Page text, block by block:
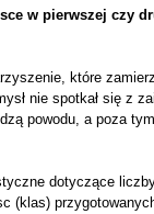
w pierwszej czy
które
nie spotkał się z
powodu, a poza
dotyczące
(klas)